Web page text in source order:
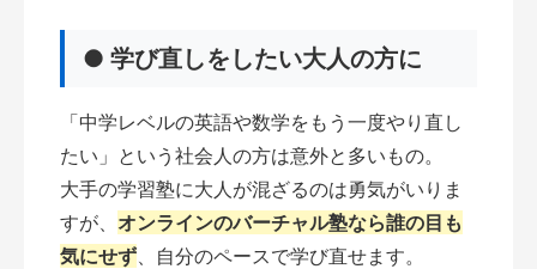
● 学び直しをしたい大人の方に
「中学レベルの英語や数学をもう一度やり直し
たい」という社会人の方は意外と多いもの。
大手の学習塾に大人が混ざるのは勇気がいりま
すが、 オンラインのバーチャル塾なら誰の目も
気にせず、自分のペースで学び直せます。